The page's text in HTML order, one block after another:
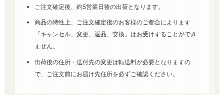
ご注文確定後、約5営業日後の出荷となります。
商品の特性上、ご注文確定後のお客様のご都合によります
「キャンセル、変更、返品、交換」はお受けすることができ
ません。
出荷後の住所・送付先の変更は転送料が必要となりますの
で、ご注文前にお届け先住所を必ずご確認ください。